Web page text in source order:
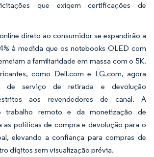
que exigem certificações de
direto ao consumidor se expandirão a
à medida que os notebooks OLED com
a familiaridade em massa com o 5K.
como Dell.com e LG.com, agora
de serviço de retirada e devolução
aos revendedores de canal. A
trabalho remoto e da monetização de
as políticas de compra e devolução para o
elevando a confiança para compras de
dígitos sem visualização prévia.